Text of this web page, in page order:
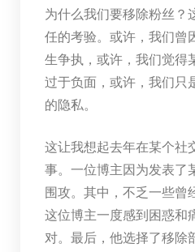
为什么我们要移除粉丝？
任的考验。或许，我们曾
生争执，或许，我们觉得
过于负面，或许，我们只
的隐私。
这让我想起去年在某个社
事。一位博主因为发表了
围攻。其中，不乏一些曾
这位博主一度感到困惑和
对。最后，他选择了移除